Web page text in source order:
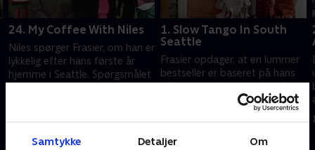
Samtykke Detaljer Om
24. My Coffee With Niles
Niles spørger Frasier, om han er
lykkelig efter hans første år
hjemme i Seattle. Spørgsmålet
1. Slow Tango In South
Seattle
Frasier opdager, at en lummer
bestseller er baseret på hans
affære med en ældre kvinde.